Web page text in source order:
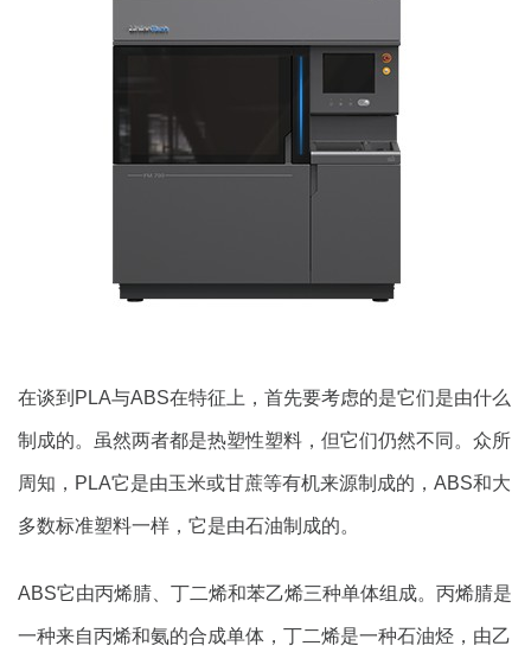
在谈到PLA与ABS在特征上，首先要考虑的是它们是由什么
制成的。虽然两者都是热塑性塑料，但它们仍然不同。众所
周知，PLA它是由玉米或甘蔗等有机来源制成的，ABS和大
多数标准塑料一样，它是由石油制成的。
ABS它由丙烯腈、丁二烯和苯乙烯三种单体组成。丙烯腈是
一种来自丙烯和氨的合成单体，丁二烯是一种石油烃，由乙